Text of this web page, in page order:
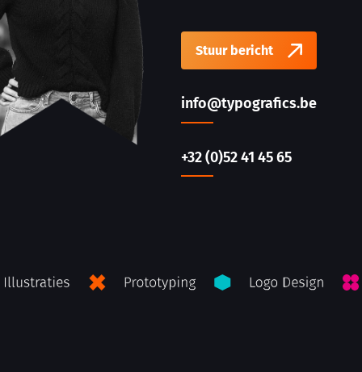
Stuur bericht
info@typografics.be
+32 (0)52 41 45 65